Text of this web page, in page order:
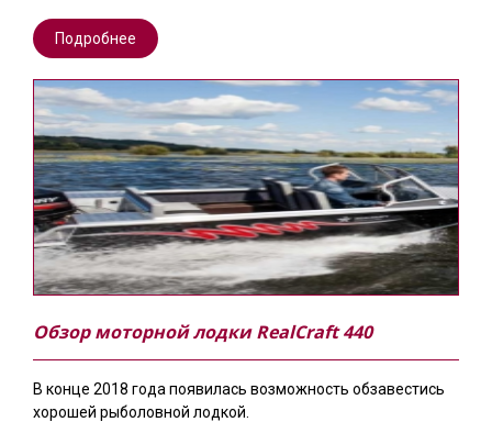
Подробнее
Обзор моторной лодки RealCraft 440
В конце 2018 года появилась возможность обзавестись
хорошей рыболовной лодкой.